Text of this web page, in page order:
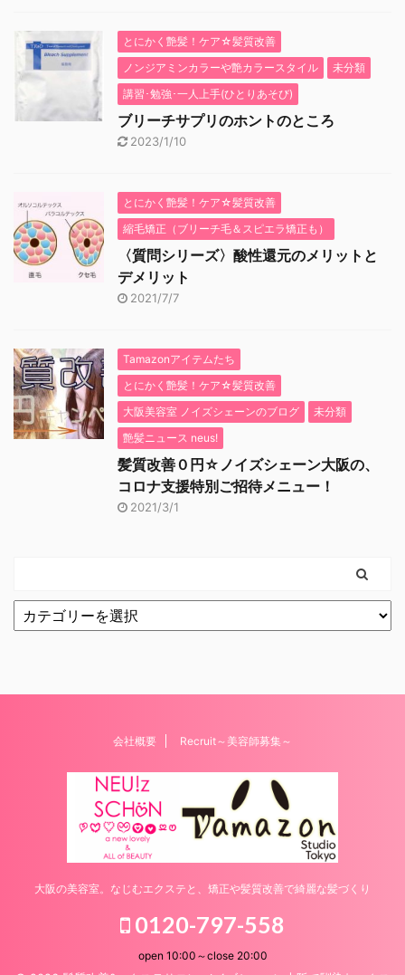
とにかく艶髪！ケア☆髪質改善
ノンジアミンカラーや艶カラースタイル
未分類
講習･勉強･一人上手(ひとりあそび)
ブリーチサプリのホントのところ
2023/1/10
とにかく艶髪！ケア☆髪質改善
縮毛矯正（ブリーチ毛＆スピエラ矯正も）
〈質問シリーズ〉酸性還元のメリットと
デメリット
2021/7/7
Tamazonアイテムたち
とにかく艶髪！ケア☆髪質改善
大阪美容室 ノイズシェーンのブログ
未分類
艶髪ニュース neus!
髪質改善０円☆ノイズシェーン大阪の、
コロナ支援特別ご招待メニュー！
2021/3/1
会社概要 Recruit～美容師募集～
大阪の美容室。なじむエクステと、矯正や髪質改善で綺麗な髪づくり
0120-797-558
open 10:00～close 20:00